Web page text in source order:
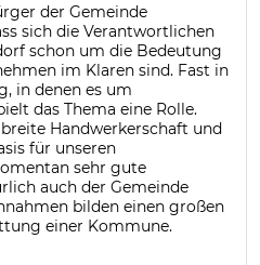
der Gemeinde
sich die Verantwortlichen
schon um die Bedeutung
im Klaren sind. Fast in
in denen es um
das Thema eine Rolle.
Handwerkerschaft und
für unseren
sehr gute
auch der Gemeinde
bilden einen großen
einer Kommune.